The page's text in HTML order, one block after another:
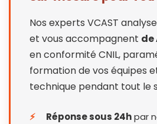
Nos experts VCAST
et vous accompagnent de
en conformité CNIL,
formation de vos équipes
technique pendant tout le
⚡ Réponse sous 24hpar